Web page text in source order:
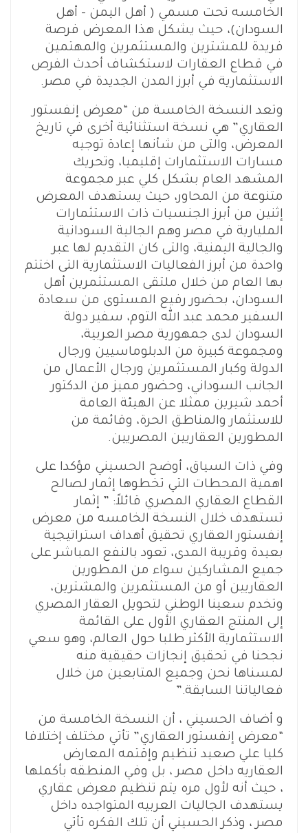
الخامسه تحت مسمي ( أهل اليمن – أهل
السودان)، حيث يشكل هذا المعرض فرصة
فريدة للمشترين والمستثمرين والمهتمين
في قطاع العقارات لاستكشاف أحدث الفرص
الاستثمارية في أبرز المدن الجديدة في مصر.
وتعد النسخة الخامسة من “معرض إنفستور
العقاري” هي نسخة استثنائية أخرى في تاريخ
المعرض، والتى من شأنها إعادة توجيه
مسارات الاستثمارات إقليميا، وتحريك
المشهد العام بشكل كلي عبر مجموعة
متنوعة من المحاور، حيث يستهدف المعرض
إثنين من أبرز الجنسيات ذات الاستثمارات
المليارية في مصر وهم الجالية السودانية
والجالية اليمنية، والتى كان التقديم لها عبر
واحدة من أبرز الفعاليات الاستثمارية التى اختتم
بها العام من خلال ملتقى المستثمرين أهل
السودان، بحضور رفيع المستوى من سعادة
السفير محمد عبد الله التوم، سفير دولة
السودان لدى جمهورية مصر العربية،
ومجموعة كبيرة من الدبلوماسيين ورجال
الدولة وكبار المستثمرين ورجال الأعمال من
الجانب السوداني، وحضور مميز من الدكتور
أحمد شيرين ممثلا عن الهيئة العامة
للاستثمار والمناطق الحرة، وقائمة من
المطورين العقاريين المصريين.
وفي ذات السياق، أوضح الحسيني مؤكدا على
اهمية المحطات التي تخطوها إثمار لصالح
القطاع العقاري المصري قائلاً: ” إثمار
تستهدف خلال النسخة الخامسه من معرض
إنفستور العقاري تحقيق أهداف استراتيجية
بعيدة وقريبة المدى، تعود بالنفع المباشر على
جميع المشاركين سواء من المطورين
العقاريين أو من المستثمرين والمشترين،
وتخدم سعينا الوطني لتحويل العقار المصري
إلى المنتج العقاري الأول على القائمة
الاستثمارية الأكثر طلبا حول العالم، وهو سعي
نجحنا في تحقيق إنجازات حقيقية منه
لمسناها نحن وجميع المتابعين من خلال
فعالياتنا السابقة.”
و أضاف الحسيني ، أن النسخة الخامسة من
“معرض إنفستور العقاري” تأتي مختلف إختلافا
كليا علي صعيد تنظيم وإقتمه المعارض
العقاريه داخل مصر ، بل وفي المنطقه بأكملها
، حيث أنه لأول مره يتم تنظيم معرض عقاري
يستهدف الجاليات العربيه المتواجده داخل
مصر ، وذكر الحسيني أن تلك الفكره تأتي